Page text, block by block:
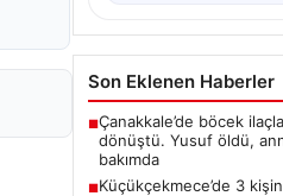
Son Eklenen Haberler
■Çanakkale’de böcek
dönüştü. Yusuf öldü,
bakımda
■Küçükçekmece’de 3